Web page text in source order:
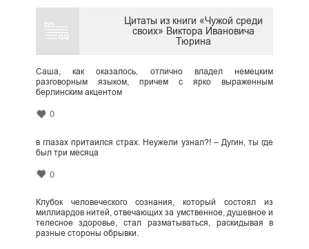
Цитаты из книги «Чужой среди
своих» Виктора Ивановича
Тюрина
Саша, как оказалось, отлично владел немецким
разговорным языком, причем с ярко выраженным
берлинским акцентом
0
в глазах притаился страх. Неужели узнал?! – Дугин, ты где
был три месяца
0
Клубок человеческого сознания, который состоял из
миллиардов нитей, отвечающих за умственное, душевное и
телесное здоровье, стал разматываться, раскидывая в
разные стороны обрывки.